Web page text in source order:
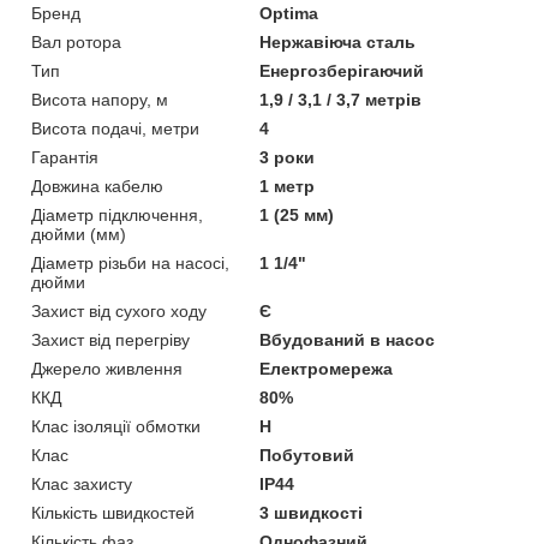
Бренд
Optima
Вал ротора
Нержавіюча сталь
Тип
Енергозберігаючий
Висота напору, м
1,9 / 3,1 / 3,7 метрів
Висота подачі, метри
4
Гарантія
3 роки
Довжина кабелю
1 метр
Діаметр підключення,
дюйми (мм)
1 (25 мм)
Діаметр різьби на насосі,
дюйми
1 1/4"
Захист від сухого ходу
Є
Захист від перегріву
Вбудований в насос
Джерело живлення
Електромережа
ККД
80%
Клас ізоляції обмотки
H
Клас
Побутовий
Клас захисту
IP44
Кількість швидкостей
3 швидкості